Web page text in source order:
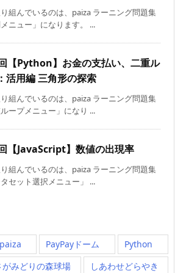
組んでいるのは、paiza ラーニング問題集
メニュー」になります。 ...
【Python】お金の支払い、二重ル
活用編 三角形の探索
組んでいるのは、paiza ラーニング問題集
ループメニュー」になり ...
【JavaScript】数値の出現率
組んでいるのは、paiza ラーニング問題集
タセット選択メニュー」 ...
paiza PayPayドーム
Python
がみどりの森球場
しあわせどらやき